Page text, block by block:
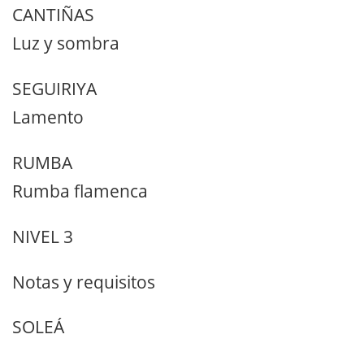
CANTIÑAS
Luz y sombra
SEGUIRIYA
Lamento
RUMBA
Rumba flamenca
NIVEL 3
Notas y requisitos
SOLEÁ